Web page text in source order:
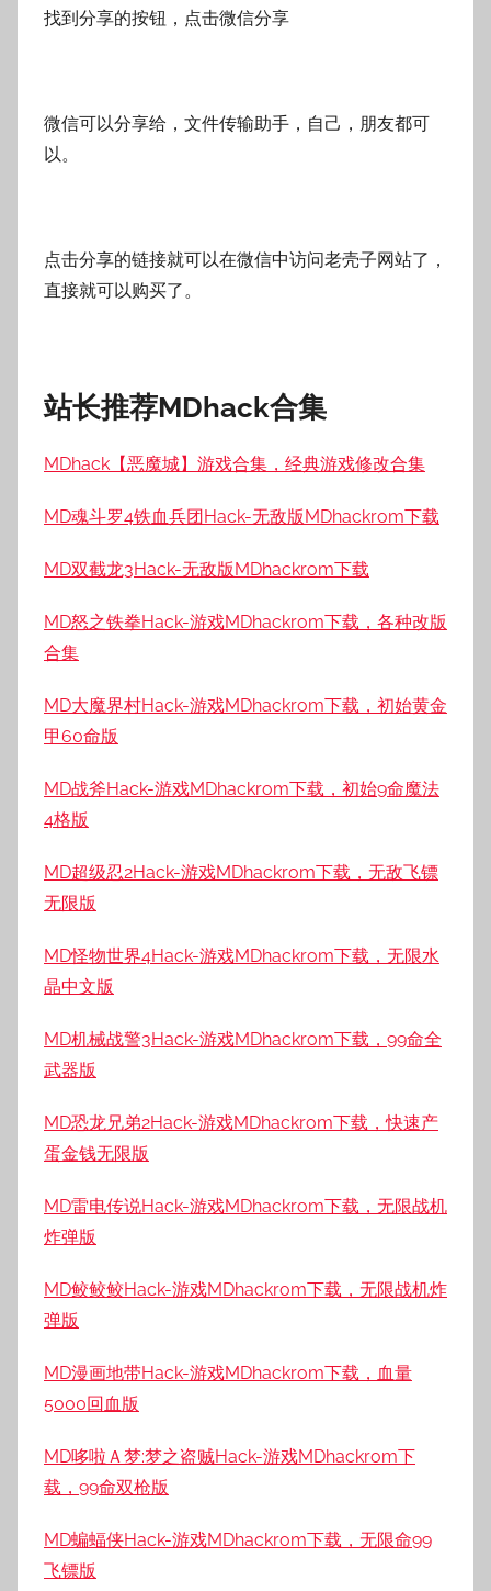
找到分享的按钮，点击微信分享
微信可以分享给，文件传输助手，自己，朋友都可
以。
点击分享的链接就可以在微信中访问老壳子网站了，
直接就可以购买了。
站长推荐MDhack合集
MDhack【恶魔城】游戏合集，经典游戏修改合集
MD魂斗罗4铁血兵团Hack-无敌版MDhackrom下载
MD双截龙3Hack-无敌版MDhackrom下载
MD怒之铁拳Hack-游戏MDhackrom下载，各种改版
合集
MD大魔界村Hack-游戏MDhackrom下载，初始黄金
甲60命版
MD战斧Hack-游戏MDhackrom下载，初始9命魔法
4格版
MD超级忍2Hack-游戏MDhackrom下载，无敌飞镖
无限版
MD怪物世界4Hack-游戏MDhackrom下载，无限水
晶中文版
MD机械战警3Hack-游戏MDhackrom下载，99命全
武器版
MD恐龙兄弟2Hack-游戏MDhackrom下载，快速产
蛋金钱无限版
MD雷电传说Hack-游戏MDhackrom下载，无限战机
炸弹版
MD鲛鲛鲛Hack-游戏MDhackrom下载，无限战机炸
弹版
MD漫画地带Hack-游戏MDhackrom下载，血量
5000回血版
MD哆啦Ａ梦:梦之盗贼Hack-游戏MDhackrom下
载，99命双枪版
MD蝙蝠侠Hack-游戏MDhackrom下载，无限命99
飞镖版